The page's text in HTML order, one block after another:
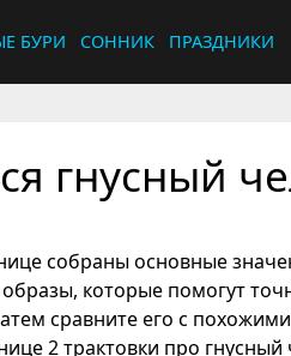
БУРИ СОННИК ПРАЗДНИКИ
гнусный
собраны основные
которые помогут
сравните его с
2 трактовки про гнусный